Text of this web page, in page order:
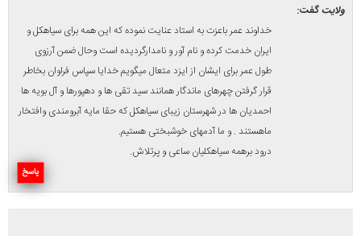
ولایتگفت:
خداوند عمر باعزت به استاد عنایت نموده که این همه برای سیاهکل و
ایران خدمت کرده و نام آور و نامدارگردیده است وحال ضمن آرزوی
طول عمر برای ایشان از ایزد متعال میگویم خدایا سپاس فراوان بخاطر
قرار گرفتن چهرهای ماندگار همانند سید تقی ها و دهپورها و آل بویه ها
احمدیان ها در شهرستان زیبای سیاهکل که حقا مایه آبرومندی وافتخار
ماهستند . و ما آدمهای خوشبختی هستیم.
درود برهمه سیاهکلیان ساعی و پرتلاش.
پاسخ